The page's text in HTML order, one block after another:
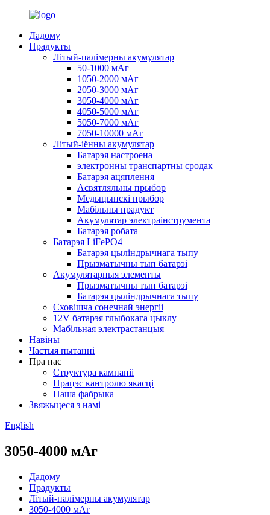
Дадому
Прадукты
Літый-палімерны акумулятар
50-1000 мАг
1050-2000 мАг
2050-3000 мАг
3050-4000 мАг
4050-5000 мАг
5050-7000 мАг
7050-10000 мАг
Літый-іённы акумулятар
Батарэя настроена
электронны транспартны сродак
Батарэя ацяплення
Асвятляльны прыбор
Медыцынскі прыбор
Мабільны прадукт
Акумулятар электраінструмента
Батарэя робата
Батарэя LiFePO4
Батарэя цыліндрычнага тыпу
Прызматычны тып батарэі
Акумулятарныя элементы
Прызматычны тып батарэі
Батарэя цыліндрычнага тыпу
Сховішча сонечнай энергіі
12V батарэя глыбокага цыклу
Мабільная электрастанцыя
Навіны
Частыя пытанні
Пра нас
Структура кампаніі
Працэс кантролю якасці
Наша фабрыка
Звяжыцеся з намі
English
3050-4000 мАг
Дадому
Прадукты
Літый-палімерны акумулятар
3050-4000 мАг